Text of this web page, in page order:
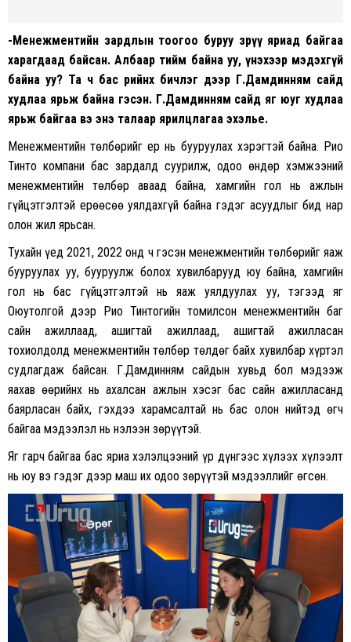
-Менежментийн зардлын тоогоо буруу зөрүү яриад байгаа
харагдаад байсан. Албаар тийм байна уу, үнэхээр мэдэхгүй
байна уу? Та ч бас өөрийнхөө бичлэг дээр Г.Дамдинням сайд
худлаа ярьж байна гэсэн. Г.Дамдинням сайд яг юуг худлаа
ярьж байгаа вэ энэ талаар ярилцлагаа эхэлье.
Менежментийн төлбөрийг ер нь бууруулах хэрэгтэй байна. Рио
Тинто компани бас зардалд суурилж, одоо өндөр хэмжээний
менежментийн төлбөр аваад байна, хамгийн гол нь ажлын
гүйцэтгэлтэй ерөөсөө уялдахгүй байна гэдэг асуудлыг бид нар
олон жил ярьсан.
Тухайн үед 2021, 2022 онд ч гэсэн менежментийн төлбөрийг яаж
бууруулах уу, бууруулж болох хувилбарууд юу байна, хамгийн
гол нь бас гүйцэтгэлтэй нь яаж уялдуулах уу, тэгээд яг
Оюутолгой дээр Рио Тинтогийн томилсон менежментийн баг
сайн ажиллаад, ашигтай ажиллаад, ашигтай ажилласан
тохиолдолд менежментийн төлбөр төлдөг байх хувилбар хүртэл
судлагдаж байсан. Г.Дамдинням сайдын хувьд бол мэдээж
яахав өөрийнх нь ахалсан ажлын хэсэг бас сайн ажилласанд
баярласан байх, гэхдээ харамсалтай нь бас олон нийтэд өгч
байгаа мэдээлэл нь нэлээн зөрүүтэй.
Яг гарч байгаа бас яриа хэлэлцээний үр дүнгээс хүлээх хүлээлт
нь юу вэ гэдэг дээр маш их одоо зөрүүтэй мэдээллийг өгсөн.